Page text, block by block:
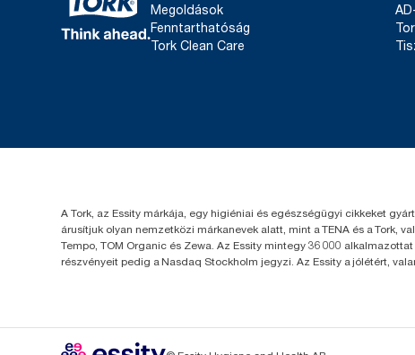
Megoldások
Fenntarthatóság
Tork Clean Care
A Tork, az Essity márkája, egy higiéniai és egészségügyi cikkeket
árusítjuk olyan nemzetközi márkanevek alatt, mint a TENA és a Tork,
Tempo, TOM Organic és Zewa. Az Essity mintegy 36 000
részvényeit pedig a Nasdaq Stockholm jegyzi. Az Essity a jólétért,